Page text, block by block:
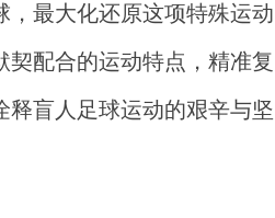
，最大化还原这项特殊运动
配合的运动特点，精准复
盲人足球运动的艰辛与坚